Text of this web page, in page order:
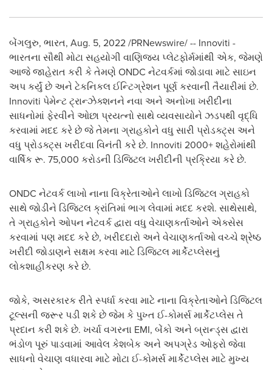
બેંગલુરુ, ભારત, Aug. 5, 2022/PRNewswire/ -- Innoviti -
ભારતના સૌથી મોટા સહયોગી વાણિજ્ય પ્લેટફોર્મમાંથી એક, જેમણે
આજે જાહેરાત કરી કે તેમણે ONDC નેટવર્કમાં જોડાવા માટે સાઇન
અપ કર્યું છે અને ટેકનિકલ ઈન્ટિગ્રેશન પૂર્ણ કરવાની તૈયારીમાં છે.
Innoviti પેમેન્ટ ટ્રાન્ઝેક્શનને નવા અને અનોખા ખરીદીના
સાધનોમાં ફેરવીને ઓછા પ્રયત્નો સાથે વ્યવસાયોને ઝડપથી વૃદ્ધિ
કરવામાં મદદ કરે છે જે તેમના ગ્રાહકોને વધુ સારી પ્રોડક્ટ્સ અને
વધુ પ્રોડક્ટ્સ ખરીદવા વિનંતી કરે છે. Innoviti 2000+ શહેરોમાંથી
વાર્ષિક રૂ. 75,000 કરોડની ડિજિટલ ખરીદીની પ્રક્રિયા કરે છે.
ONDC નેટવર્ક લાખો નાના વિક્રેતાઓને લાખો ડિજિટલ ગ્રાહકો
સાથે જોડીને ડિજિટલ ક્રાંતિમાં ભાગ લેવામાં મદદ કરશે. સાથેસાથે,
તે ગ્રાહકોને ઓપન નેટવર્ક દ્વારા વધુ વેચાણકર્તાઓને એક્સેસ
કરવામાં પણ મદદ કરે છે, ખરીદદારો અને વેચાણકર્તાઓ વચ્ચે શ્રેષ્ઠ
ખરીદી જોડાણને સક્ષમ કરવા માટે ડિજિટલ માર્કેટપ્લેસનું
લોકશાહીકરણ કરે છે.
જોકે, અસરકારક રીતે સ્પર્ધા કરવા માટે નાના વિક્રેતાઓને ડિજિટલ
ટૂલ્સની જરૂર પડી શકે છે જેમ કે પુખ્ત ઈ-કોમર્સ માર્કેટપ્લેસ તે
પ્રદાન કરી શકે છે. ખર્ચા વગરના EMI, બેંકો અને બ્રાન્ડ્સ દ્વારા
ભંડોળ પૂરું પાડવામાં આવેલ કેશબેક અને અપગ્રેડ ઓફરો જેવા
સાધનો વેચાણ વધારવા માટે મોટા ઈ-કોમર્સ માર્કેટપ્લેસ માટે મુખ્ય